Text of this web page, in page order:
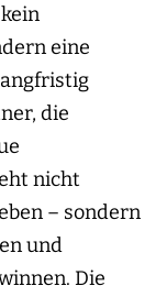
eine
die
nicht
– sondern
und
Die